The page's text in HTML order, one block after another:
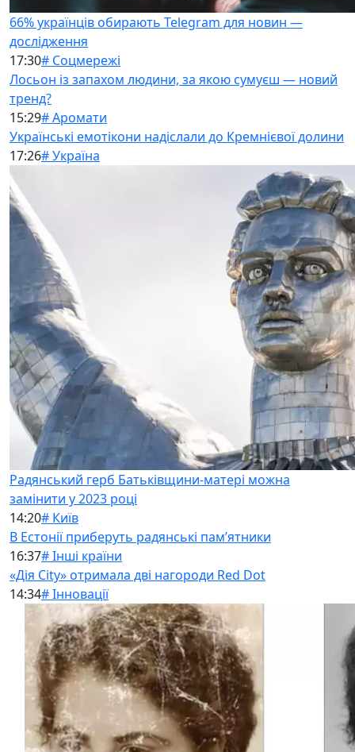
66% українців обирають Telegram для новин —
дослідження
17:30# Соцмережі
Лосьон із запахом людини, за якою сумуєш — новий
тренд?
15:29# Аромати
Українські емотікони надіслали до Кремнієвої долини
17:26# Україна
Радянський герб Батьківщини-матері можна
замінити у 2023 році
14:20# Київ
В Естонії приберуть радянські памʼятники
16:37# Інші країни
«Дія City» отримала дві нагороди Red Dot
14:34# Інновації